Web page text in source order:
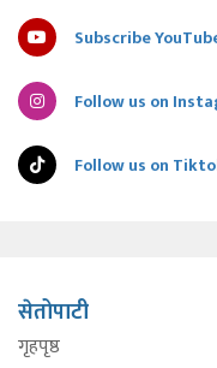
Subscribe
Follow us on
Follow us on
सेतोपाटी
गृहपृष्ठ